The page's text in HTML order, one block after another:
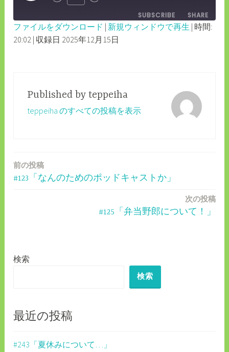
REWIND
10
SECONDS
FAST
FORWARD
30
SUBSCRIBE SHARE
SHARE
ファイルをダウンロード | 新規ウィンドウで再生 | 時間:
20:02 | 収録日 2025年12月15日
Published by teppeiha
teppeiha のすべての投稿を表示
投
ー
ン
前の投稿
#123「なんのためのポッドキャストか」
次の投稿
#125「弁当野郎について！」
検索
検索
最近の投稿
#243「夏休みについて…」